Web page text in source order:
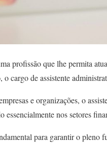
profissão que lhe permita
o cargo de assistente
e organizações, o
essencialmente nos setores
para garantir o pleno